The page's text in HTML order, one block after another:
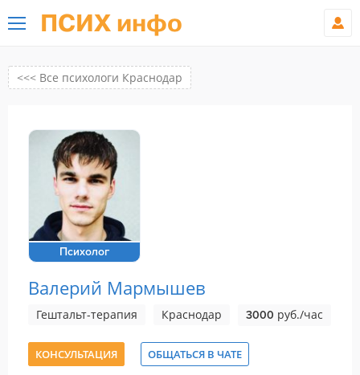
ПСИХ инфо
<<< Все психологи Краснодар
Психолог
Валерий Мармышев
Гештальт-терапия Краснодар 3000 руб./час
КОНСУЛЬТАЦИЯ
ОБЩАТЬСЯ В ЧАТЕ